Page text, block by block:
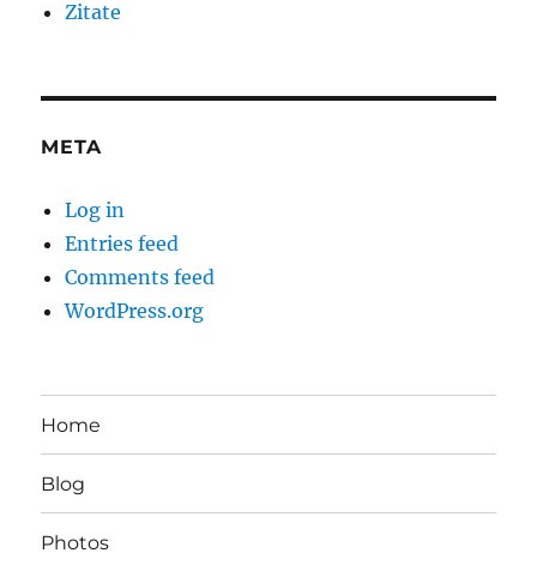
Zitate
META
Log in
Entries feed
Comments feed
WordPress.org
Home
Blog
Photos